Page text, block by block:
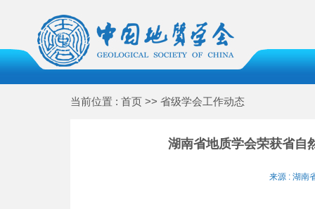
当前位置 : 首页 >> 省级学会工作动态
湖南省地质学会荣获省自
来源 : 湖